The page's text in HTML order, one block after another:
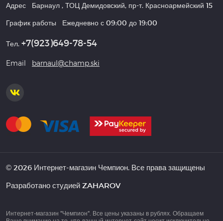
Адрес Барнаул , ТОЦ Демидовский, пр-т. Красноармейский 15
График работы Ежедневно с 09:00 до 19:00
Тел. +7(923)649-78-54
Email barnaul@champ.ski
© 2026 Интернет-магазин Чемпион. Все права защищены
Разработано студией ZAHAROV
Интернет-магазин "Чемпион". Все цены указаны в рублях. Обращаем